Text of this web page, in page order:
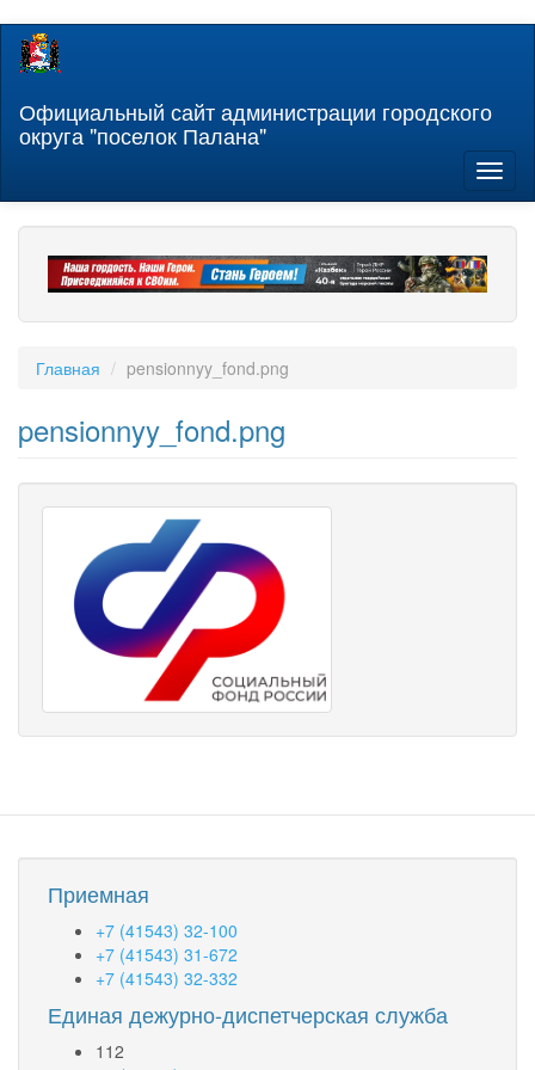
Перейти
содержанию
Официальный сайт администрации городского
округа "поселок Палана"
Главная pensionnyy_fond.png
pensionnyy_fond.png
Приемная
+7 (41543) 32-100
+7 (41543) 31-672
+7 (41543) 32-332
Единая дежурно-диспетчерская служба
112